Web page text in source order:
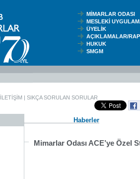
MİMARLAR ODASI
MESLEKİ
ÜYELİK
AÇIKLAMALAR/
HUKUK
SMGM
İLETİŞİM | SIKÇA SORULAN SORULAR
Haberler
Mimarlar Odası ACE’ye Özel